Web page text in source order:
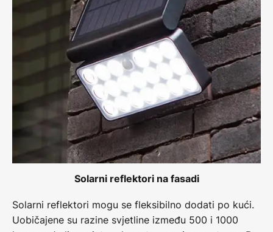
Solarni reflektori na fasadi
Solarni reflektori mogu se fleksibilno dodati po kući.
Uobičajene su razine svjetline između 500 i 1000